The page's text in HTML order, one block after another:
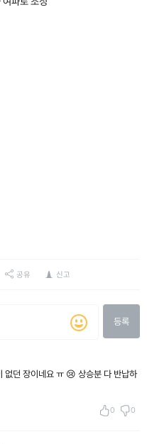
공유 신고
등록
없던 장이네요 ㅠ 😢 상승분 다 반납하
0 0